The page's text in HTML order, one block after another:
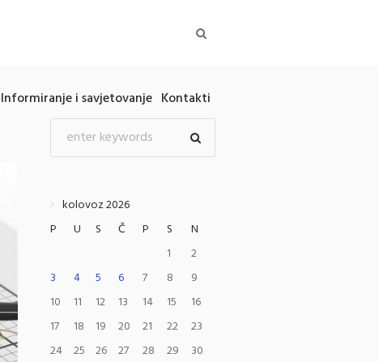
Informiranje i savjetovanje Kontakti
kolovoz 2026
P
U S Č P S
N
1
2
3
4 5 6 7 8
9
10
11 12 13 14 15
16
17
18 19 20 21 22
23
24
25 26 27 28 29
30